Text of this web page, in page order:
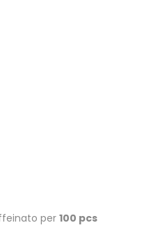
per 100 pcs